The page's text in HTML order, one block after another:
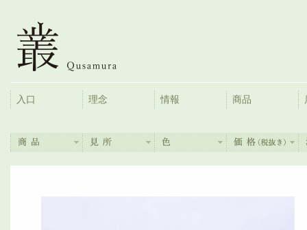
入口 理念 情報 商品